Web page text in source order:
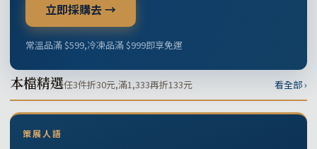
立即採購去 →
常溫品滿 $599,冷凍品滿 $999即享免運
本檔精選任3件折30元,滿1,333再折133元 看全部 ›
策展人語